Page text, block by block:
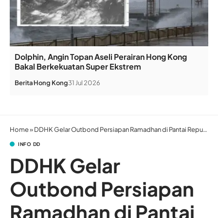
Dolphin, Angin Topan Aseli Perairan Hong Kong
Bakal Berkekuatan Super Ekstrem
BeritaHong Kong31 Jul 2026
Home»DDHK Gelar Outbond Persiapan Ramadhan di Pantai Repulsbay
INFO DD
DDHK Gelar
Outbond Persiapan
Ramadhan di Pantai